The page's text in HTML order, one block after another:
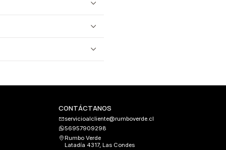
CONTÁCTANOS
servicioalcliente@rumboverde.cl
56957909298
Rumbo Verde
Latadía 4317, Las Condes